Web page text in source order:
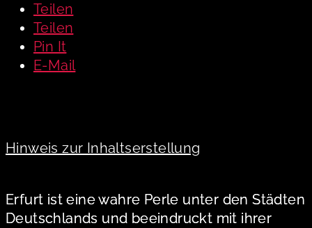
Teilen
Teilen
Pin It
E-Mail
Hinweis zur Inhaltserstellung
Erfurt ist eine wahre Perle unter den Städten
Deutschlands und beeindruckt mit ihrer